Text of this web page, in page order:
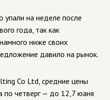
упали на неделе после
года, так как
ниже своих
давило на рынок.
Co Ltd, средние цены
по четверг — до 12,7 юаня